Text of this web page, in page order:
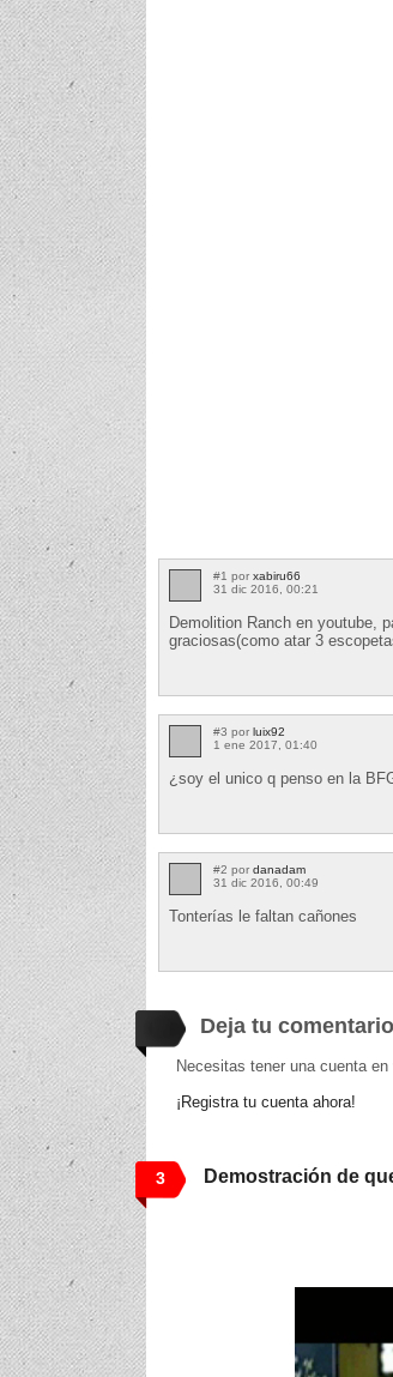
#1 por xabiru66
31 dic 2016, 00:21
Demolition Ranch en youtube,
graciosas(como atar 3
#3 por luix92
1 ene 2017, 01:40
¿soy el unico q penso en la
#2 por danadam
31 dic 2016, 00:49
Tonterías le faltan cañones
Deja tu comentario
Necesitas tener una cuenta
¡Registra tu cuenta ahora!
3 Demostración de